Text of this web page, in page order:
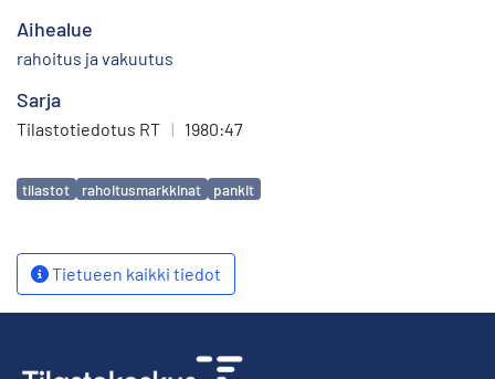
Aihealue
rahoitus ja vakuutus
Sarja
Tilastotiedotus RT | 1980:47
Avainsanat
tilastot rahoitusmarkkinat pankit
Tietueen kaikki tiedot